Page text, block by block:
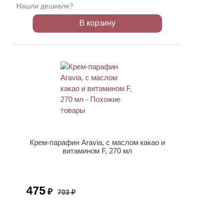
Нашли дешевле?
В корзину
Крем-парафин Aravia, с маслом какао и
витамином F, 270 мл
475 ₽ 703 ₽